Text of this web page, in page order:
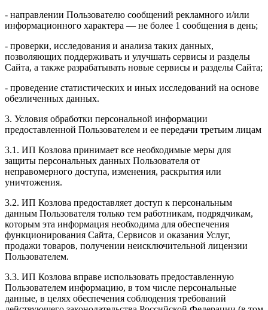
- направлении Пользователю сообщений рекламного и/или
информационного характера — не более 1 сообщения в день;
- проверки, исследования и анализа таких данных,
позволяющих поддерживать и улучшать сервисы и разделы
Сайта, а также разрабатывать новые сервисы и разделы Сайта;
- проведение статистических и иных исследований на основе
обезличенных данных.
3. Условия обработки персональной информации
предоставленной Пользователем и ее передачи третьим лицам
3.1. ИП Козлова принимает все необходимые меры для
защиты персональных данных Пользователя от
неправомерного доступа, изменения, раскрытия или
уничтожения.
3.2. ИП Козлова предоставляет доступ к персональным
данным Пользователя только тем работникам, подрядчикам,
которым эта информация необходима для обеспечения
функционирования Сайта, Сервисов и оказания Услуг,
продажи товаров, получении неисключительной лицензии
Пользователем.
3.3. ИП Козлова вправе использовать предоставленную
Пользователем информацию, в том числе персональные
данные, в целях обеспечения соблюдения требований